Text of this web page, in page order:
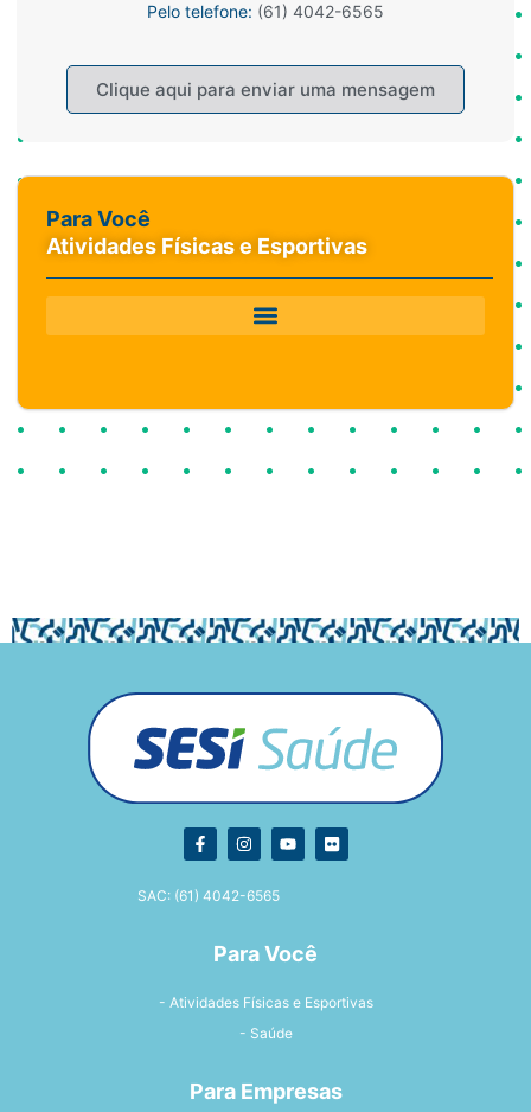
Pelo telefone: (61) 4042-6565
Clique aqui para enviar uma mensagem
Para Você
Atividades Físicas e Esportivas
SAC: (61) 4042-6565
Para Você
- Atividades Físicas e Esportivas
- Saúde
Para Empresas